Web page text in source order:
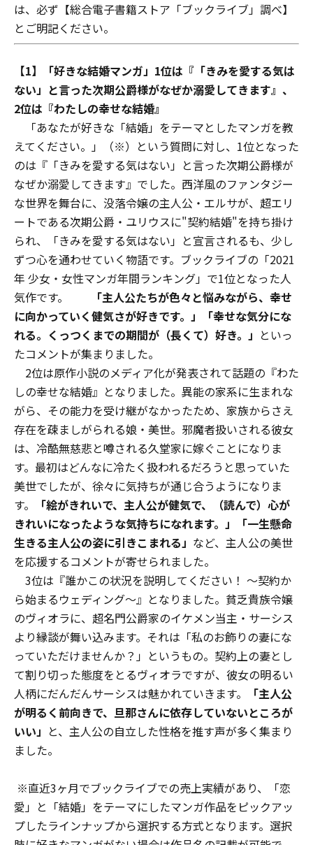
は、必ず【総合電子書籍ストア「ブックライブ」調べ】
とご明記ください。
【1】「好きな結婚マンガ」1位は『「きみを愛する気は
ない」と言った次期公爵様がなぜか溺愛してきます』、
2位は『わたしの幸せな結婚』
「あなたが好きな「結婚」をテーマとしたマンガを教
えてください。」（※）という質問に対し、1位となった
のは『「きみを愛する気はない」と言った次期公爵様が
なぜか溺愛してきます』でした。西洋風のファンタジー
な世界を舞台に、没落令嬢の主人公・エルサが、超エリ
ートである次期公爵・ユリウスに"契約結婚"を持ち掛け
られ、「きみを愛する気はない」と宣言されるも、少し
ずつ心を通わせていく物語です。ブックライブの「2021
年 少女・女性マンガ年間ランキング」で1位となった人
気作です。
「主人公たちが色々と悩みながら、幸せ
に向かっていく健気さが好きです。」「幸せな気分にな
れる。くっつくまでの期間が（長くて）好き。」 といっ
たコメントが集まりました。
2位は原作小説のメディア化が発表されて話題の『わた
しの幸せな結婚』となりました。異能の家系に生まれな
がら、その能力を受け継がなかったため、家族からさえ
存在を疎ましがられる娘・美世。邪魔者扱いされる彼女
は、冷酷無慈悲と噂される久堂家に嫁ぐことになりま
す。最初はどんなに冷たく扱われるだろうと思っていた
美世でしたが、徐々に気持ちが通じ合うようになりま
す。
「絵がきれいで、主人公が健気で、（読んで）心が
きれいになったような気持ちになれます。」「一生懸命
生きる主人公の姿に引きこまれる」 など、主人公の美世
を応援するコメントが寄せられました。
3位は『誰かこの状況を説明してください！ ～契約か
ら始まるウェディング～』となりました。貧乏貴族令嬢
のヴィオラに、超名門公爵家のイケメン当主・サーシス
より縁談が舞い込みます。それは「私のお飾りの妻にな
っていただけませんか？」というもの。契約上の妻とし
て割り切った態度をとるヴィオラですが、彼女の明るい
人柄にだんだんサーシスは魅かれていきます。
「主人公
が明るく前向きで、旦那さんに依存していないところが
いい」 と、主人公の自立した性格を推す声が多く集まり
ました。
※直近3ヶ月でブックライブでの売上実績があり、「恋
愛」と「結婚」をテーマにしたマンガ作品をピックアッ
プしたラインナップから選択する方式となります。選択